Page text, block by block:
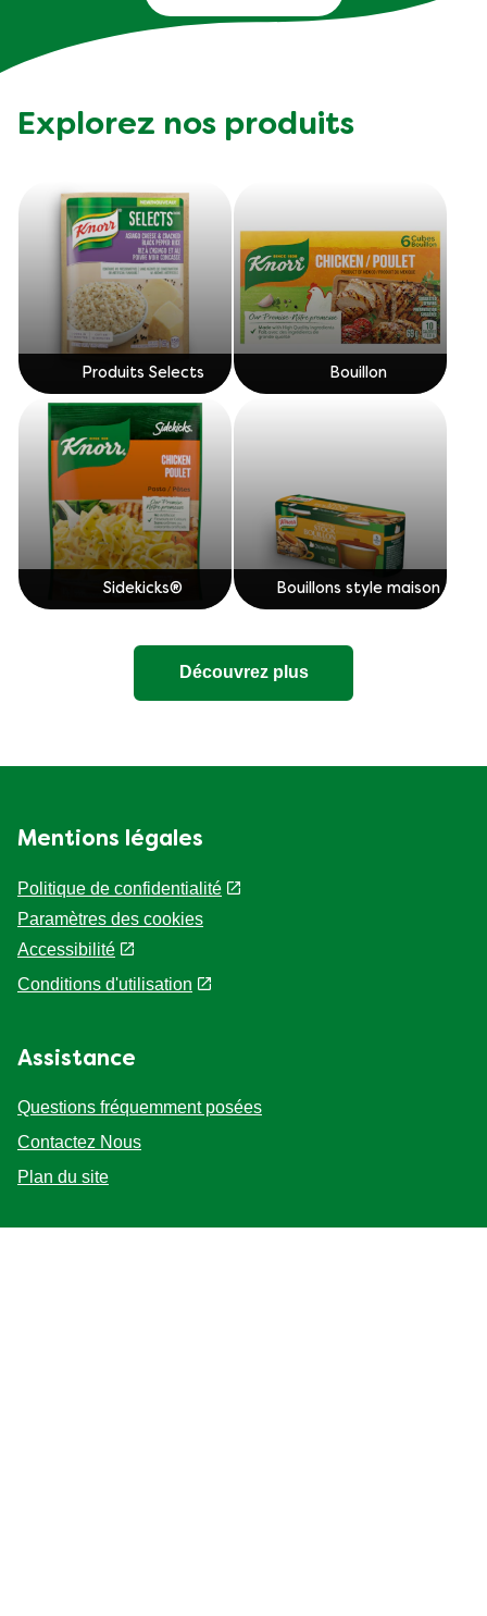
Explorez nos produits
Produits Selects Bouillon
Sidekicks® Bouillons style maison
Découvrez plus
Mentions légales
Politique de confidentialité
Paramètres des cookies
Accessibilité
Conditions d'utilisation
Assistance
Questions fréquemment posées
Contactez Nous
Plan du site